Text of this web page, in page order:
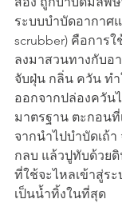
ระบบบำบัดอากาศ
scrubber) คือการ
ลงมาสวนทางกับอ
จับฝุ่น กลิ่น ควัน ท
ออกจากปล่องควัน
มาตรฐาน ตะกอนที่
จากนำไปบำบัดเถ้
กลบ แล้วปูทับด้วย
ที่ใช้จะไหลเข้าสู่ร
เป็นน้ำทิ้งในที่สุด